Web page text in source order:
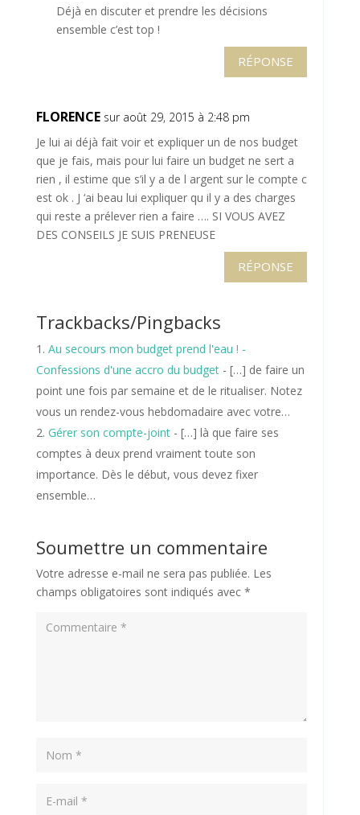
Déjà en discuter et prendre les décisions
ensemble c’est top !
RÉPONSE
FLORENCE sur août 29, 2015 à 2:48 pm
Je lui ai déjà fait voir et expliquer un de nos budget
que je fais, mais pour lui faire un budget ne sert a
rien , il estime que s’il y a de l argent sur le compte c
est ok . J ‘ai beau lui expliquer qu il y a des charges
qui reste a prélever rien a faire …. SI VOUS AVEZ
DES CONSEILS JE SUIS PRENEUSE
RÉPONSE
Trackbacks/Pingbacks
Au secours mon budget prend l'eau ! -
Confessions d'une accro du budget- […] de faire un
point une fois par semaine et de le ritualiser. Notez
vous un rendez-vous hebdomadaire avec votre…
Gérer son compte-joint- […] là que faire ses
comptes à deux prend vraiment toute son
importance. Dès le début, vous devez fixer
ensemble…
Soumettre un commentaire
Votre adresse e-mail ne sera pas publiée. Les
champs obligatoires sont indiqués avec *